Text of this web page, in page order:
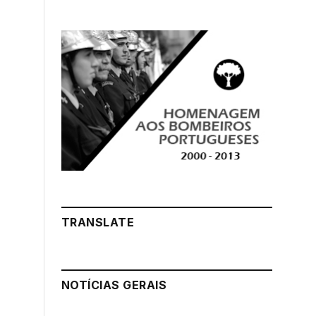
TRANSLATE
NOTÍCIAS GERAIS